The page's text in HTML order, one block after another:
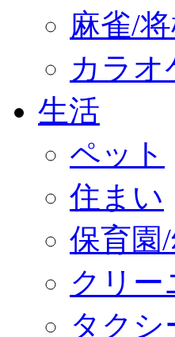
麻雀/
カラオ
生活
ペット
住まい
保育園
クリー
タクシ